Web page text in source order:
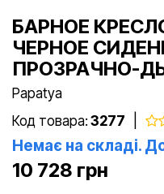
БАРНОЕ КРЕСЛО
ЧЕРНОЕ
ПРОЗРАЧНО-
Papatya
Код товара: 3277
Немає на складі.
10 728 грн